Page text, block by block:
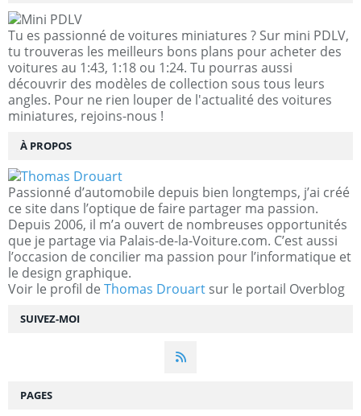
SUIVEZ-MOI
Tu es passionné de voitures miniatures ? Sur mini PDLV,
tu trouveras les meilleurs bons plans pour acheter des
voitures au 1:43, 1:18 ou 1:24. Tu pourras aussi
découvrir des modèles de collection sous tous leurs
angles. Pour ne rien louper de l'actualité des voitures
miniatures, rejoins-nous !
À PROPOS
Passionné d’automobile depuis bien longtemps, j’ai créé
ce site dans l’optique de faire partager ma passion.
Depuis 2006, il m’a ouvert de nombreuses opportunités
que je partage via Palais-de-la-Voiture.com. C’est aussi
l’occasion de concilier ma passion pour l’informatique et
le design graphique.
Voir le profil de Thomas Drouart sur le portail Overblog
PAGES